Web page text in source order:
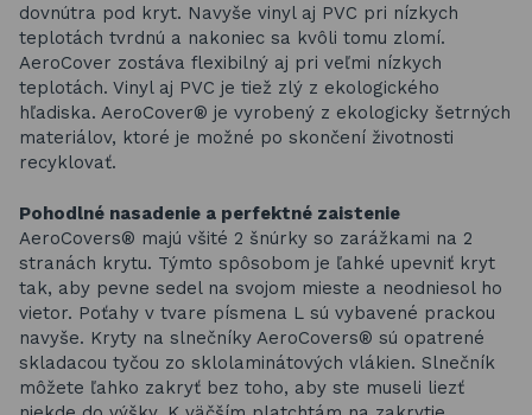
dovnútra pod kryt. Navyše vinyl aj PVC pri nízkych
teplotách tvrdnú a nakoniec sa kvôli tomu zlomí.
AeroCover zostáva flexibilný aj pri veľmi nízkych
teplotách. Vinyl aj PVC je tiež zlý z ekologického
hľadiska. AeroCover® je vyrobený z ekologicky šetrných
materiálov, ktoré je možné po skončení životnosti
recyklovať.
Pohodlné nasadenie a perfektné zaistenie
AeroCovers® majú všité 2 šnúrky so zarážkami na 2
stranách krytu. Týmto spôsobom je ľahké upevniť kryt
tak, aby pevne sedel na svojom mieste a neodniesol ho
vietor. Poťahy v tvare písmena L sú vybavené prackou
navyše. Kryty na slnečníky AeroCovers® sú opatrené
skladacou tyčou zo sklolaminátových vlákien. Slnečník
môžete ľahko zakryť bez toho, aby ste museli liezť